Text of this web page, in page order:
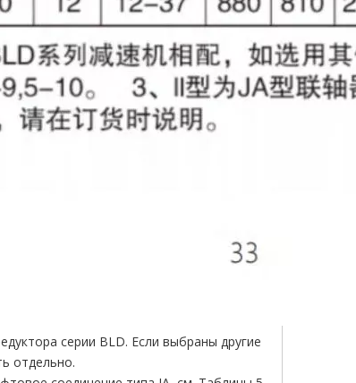
серии BLD. Если выбраны другие
отдельно.